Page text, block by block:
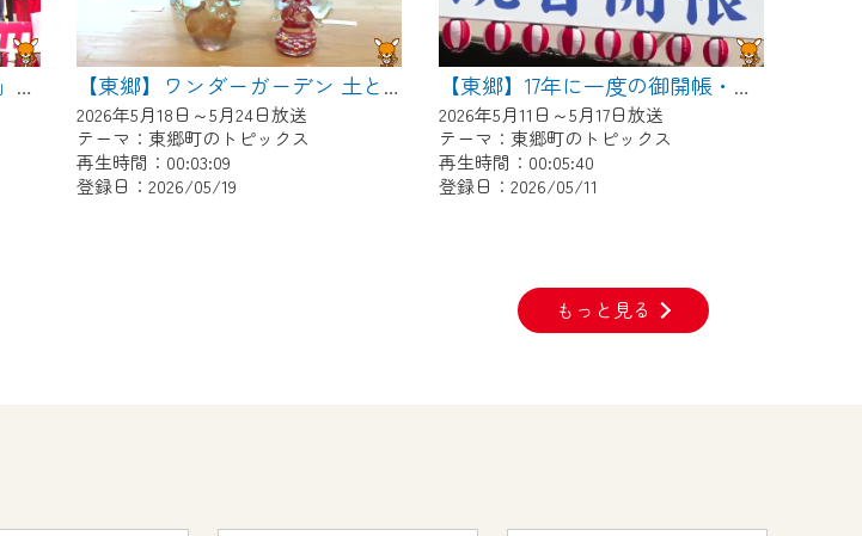
【東郷】名古屋城「諸輪の松」里帰り
【東郷】ワンダーガーデン 土とガラスとペインティング
2026年5月18日～5月24日放送
テーマ：東郷町のトピックス
再生時間：00:03:09
登録日：2026/05/19
【東郷】17年に一度の御開帳・稚児行列
2026年5月11日～5月17日放送
テーマ：東郷町のトピックス
再生時間：00:05:40
登録日：2026/05/11
もっと見る